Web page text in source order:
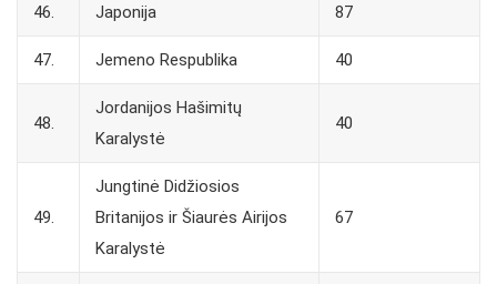
46. Japonija 87
47. Jemeno Respublika 40
48.
Jordanijos Hašimitų
Karalystė
40
49.
Jungtinė Didžiosios
Britanijos ir Šiaurės Airijos
Karalystė
67